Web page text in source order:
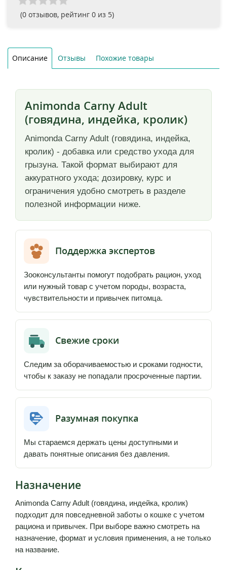
(0 отзывов, рейтинг 0 из 5)
Описание Отзывы Похожие товары
Animonda Carny Adult
(говядина, индейка, кролик)
Animonda Carny Adult (говядина, индейка,
кролик) - добавка или средство ухода для
грызуна. Такой формат выбирают для
аккуратного ухода; дозировку, курс и
ограничения удобно смотреть в разделе
полезной информации ниже.
Поддержка экспертов
Зооконсультанты помогут подобрать рацион, уход
или нужный товар с учетом породы, возраста,
чувствительности и привычек питомца.
Свежие сроки
Следим за оборачиваемостью и сроками годности,
чтобы к заказу не попадали просроченные партии.
Разумная покупка
Мы стараемся держать цены доступными и
давать понятные описания без давления.
Назначение
Animonda Carny Adult (говядина, индейка, кролик)
подходит для повседневной заботы о кошке с учетом
рациона и привычек. При выборе важно смотреть на
назначение, формат и условия применения, а не только
на название.